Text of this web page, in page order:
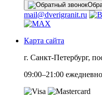
mail@dverigranit.ru
Карта сайта
г. Санкт-Петербург,
09:00–21:00 ежедневно